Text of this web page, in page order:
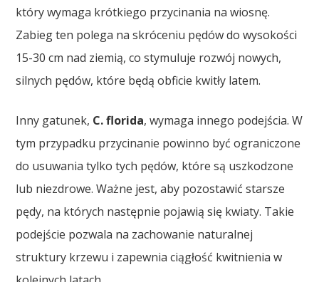
który wymaga krótkiego przycinania na wiosnę.
Zabieg ten polega na skróceniu pędów do wysokości
15-30 cm nad ziemią, co stymuluje rozwój nowych,
silnych pędów, które będą obficie kwitły latem.
Inny gatunek, C. florida, wymaga innego podejścia. W
tym przypadku przycinanie powinno być ograniczone
do usuwania tylko tych pędów, które są uszkodzone
lub niezdrowe. Ważne jest, aby pozostawić starsze
pędy, na których następnie pojawią się kwiaty. Takie
podejście pozwala na zachowanie naturalnej
struktury krzewu i zapewnia ciągłość kwitnienia w